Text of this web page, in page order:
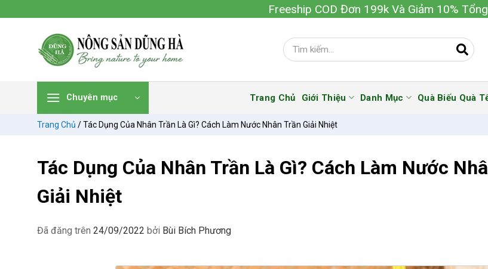
đến
Freeship COD Đơn 199k Và Giảm 10%
Chuyên mục Trang Chủ Giới Thiệu Danh Mục Quà Biếu Quà
Trang Chủ /Tác Dụng Của Nhân Trần Là Gì? Cách Làm Nước Nhân Trần Giải Nhiệt
Tác Dụng Của Nhân Trần Là Gì? Cách Làm Nước
Giải Nhiệt
Đã đăng trên 24/09/2022 bởi Bùi Bích Phương